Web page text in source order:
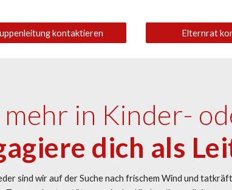
kontaktieren Elternrat
in Kinder-
dich als
sind wir auf derSuche nach frischem Wind und